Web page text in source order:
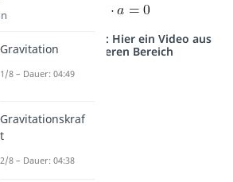
Studyflix vernetzt: Hier ein Video aus
einem anderen Bereich
Gravitation
1/8 – Dauer: 04:49
Gravitationskraf
t
2/8 – Dauer: 04:38